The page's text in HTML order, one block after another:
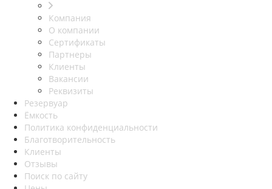
Компания
О компании
Сертификаты
Партнеры
Клиенты
Вакансии
Реквизиты
Резервуар
Ёмкость
Политика конфиденциальности
Благотворительность
Клиенты
Отзывы
Поиск по сайту